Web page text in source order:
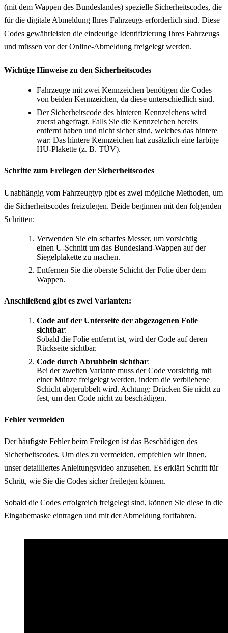
(mit dem Wappen des Bundeslandes) spezielle Sicherheitscodes, die
für die digitale Abmeldung Ihres Fahrzeugs erforderlich sind. Diese
Codes gewährleisten die eindeutige Identifizierung Ihres Fahrzeugs
und müssen vor der Online-Abmeldung freigelegt werden.
Wichtige Hinweise zu den Sicherheitscodes
Fahrzeuge mit zwei Kennzeichen benötigen die Codes
von beiden Kennzeichen, da diese unterschiedlich sind.
Der Sicherheitscode des hinteren Kennzeichens wird
zuerst abgefragt. Falls Sie die Kennzeichen bereits
entfernt haben und nicht sicher sind, welches das hintere
war: Das hintere Kennzeichen hat zusätzlich eine farbige
HU-Plakette (z. B. TÜV).
Schritte zum Freilegen der Sicherheitscodes
Unabhängig vom Fahrzeugtyp gibt es zwei mögliche Methoden, um
die Sicherheitscodes freizulegen. Beide beginnen mit den folgenden
Schritten:
Verwenden Sie ein scharfes Messer, um vorsichtig
einen U-Schnitt um das Bundesland-Wappen auf der
Siegelplakette zu machen.
Entfernen Sie die oberste Schicht der Folie über dem
Wappen.
Anschließend gibt es zwei Varianten:
Code auf der Unterseite der abgezogenen Folie
sichtbar:
Sobald die Folie entfernt ist, wird der Code auf deren
Rückseite sichtbar.
Code durch Abrubbeln sichtbar:
Bei der zweiten Variante muss der Code vorsichtig mit
einer Münze freigelegt werden, indem die verbliebene
Schicht abgerubbelt wird. Achtung: Drücken Sie nicht zu
fest, um den Code nicht zu beschädigen.
Fehler vermeiden
Der häufigste Fehler beim Freilegen ist das Beschädigen des
Sicherheitscodes. Um dies zu vermeiden, empfehlen wir Ihnen,
unser detailliertes Anleitungsvideo anzusehen. Es erklärt Schritt für
Schritt, wie Sie die Codes sicher freilegen können.
Sobald die Codes erfolgreich freigelegt sind, können Sie diese in die
Eingabemaske eintragen und mit der Abmeldung fortfahren.